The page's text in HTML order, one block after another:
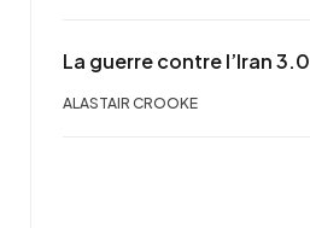
La guerre contre l’Iran 3.0
ALASTAIR CROOKE